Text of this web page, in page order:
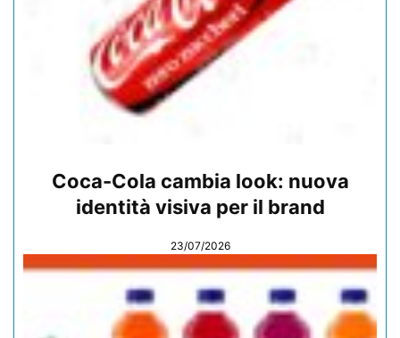
Coca-Cola cambia look: nuova
identità visiva per il brand
23/07/2026